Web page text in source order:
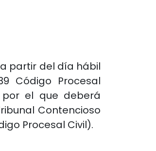
partir del día hábil
Código Procesal
por el que deberá
Contencioso
Procesal Civil).